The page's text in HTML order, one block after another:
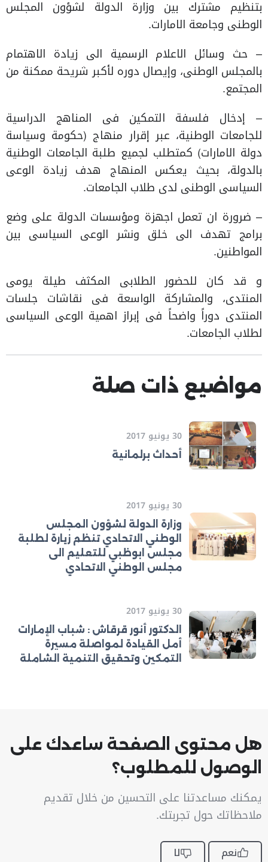
بتنظيم مشترك بين وزارة الدولة لشؤون المجلس
الوطنى وجامعة الامارات.
– حث وسائل الاعلام الرسمية الى زيادة الاهتمام
بالمجلس الوطنى، وإيصال دوره لأكبر شريحة ممكنة من
المجتمع.
– إدخال فلسفة التمكين فى المناهج الدراسية
للجامعات الوطنية، عبر إقرار منهاج (حكومة وسياسة
دولة الامارات) كمتطلب لجميع طلبة الجامعات الوطنية
بالدولة، بحيث يعكس المنهاج هدف زيادة الوعى
السياسى الوطنى لدى طلاب الجامعات.
– ضرورة ان تعمل اجهزة ومؤسسات الدولة على وضع
برامج تهدف الى خلق ونشر الوعى السياسى بين
المواطنين.
و قد كان للحضور الطلابى المكثف طيلة يومى
المنتدى، والمشاركة الواسعة فى نقاشات جلسات
المنتدى دوراً واضحاً فى إبراز اهمية الوعى السياسى
لطلاب الجامعات.
مواضيع ذات صلة
30 يونيو 2017
أحداث برلمانية
30 يونيو 2017
وزارة الدولة لشؤون المجلس
الوطني الاتحادي تنظم زيارة لطلبة
مجلس ابوظبي للتعليم الى
مجلس الوطني الاتحادي
30 يونيو 2017
الدكتور أنور قرقاش : شباب الإمارات
أمل القيادة لمواصلة مسيرة
التمكين وتحقيق التنمية الشاملة
هل محتوى الصفحة ساعدك على
الوصول للمطلوب؟
يمكنك مساعدتنا على التحسين من خلال تقديم
ملاحظاتك حول تجربتك.
نعم لا